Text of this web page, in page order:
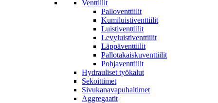
Venttiilit
Palloventtiilit
Kumiluistiventtiilit
Luistiventtiilit
Levyluistiventtiilit
Läppäventtiilit
Pallotakaiskuventtiilit
Pohjaventtiilit
Hydrauliset työkalut
Sekoittimet
Sivukanavapuhaltimet
Aggregaatit